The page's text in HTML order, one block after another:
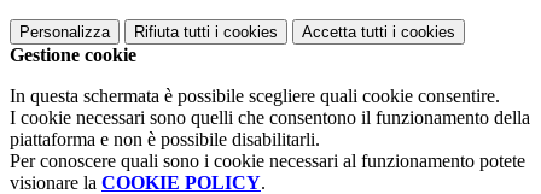
Personalizza Rifiuta tutti i cookies Accetta tutti i cookies
Gestione cookie
In questa schermata è possibile scegliere quali cookie consentire.
I cookie necessari sono quelli che consentono il funzionamento della
piattaforma e non è possibile disabilitarli.
Per conoscere quali sono i cookie necessari al funzionamento potete
visionare la COOKIE POLICY.